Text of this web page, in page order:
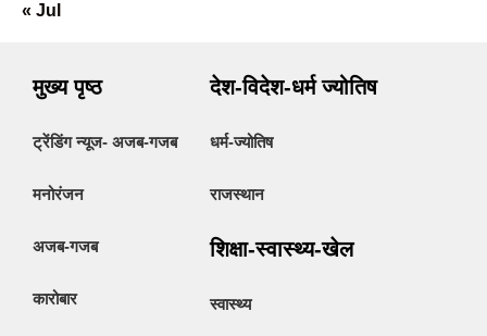
« Jul
मुख्य पृष्ठ
ट्रेंडिंग न्यूज- अजब-गजब
मनोरंजन
अजब-गजब
कारोबार
देश-विदेश-धर्म ज्योतिष
धर्म-ज्योतिष
राजस्थान
शिक्षा-स्वास्थ्य-खेल
स्वास्थ्य